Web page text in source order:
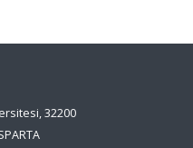
32200